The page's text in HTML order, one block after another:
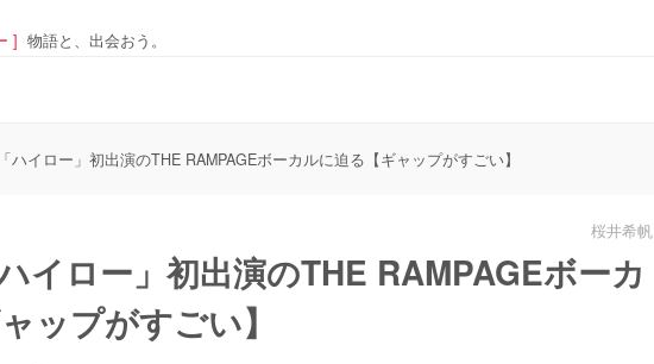
] 物語と、出会おう。
ハイロー」初出演のTHE RAMPAGEボーカルに迫る【ギャップがすごい】
桜井希帆
イロー」初出演のTHE RAMPAGEボーカ
ップがすごい】